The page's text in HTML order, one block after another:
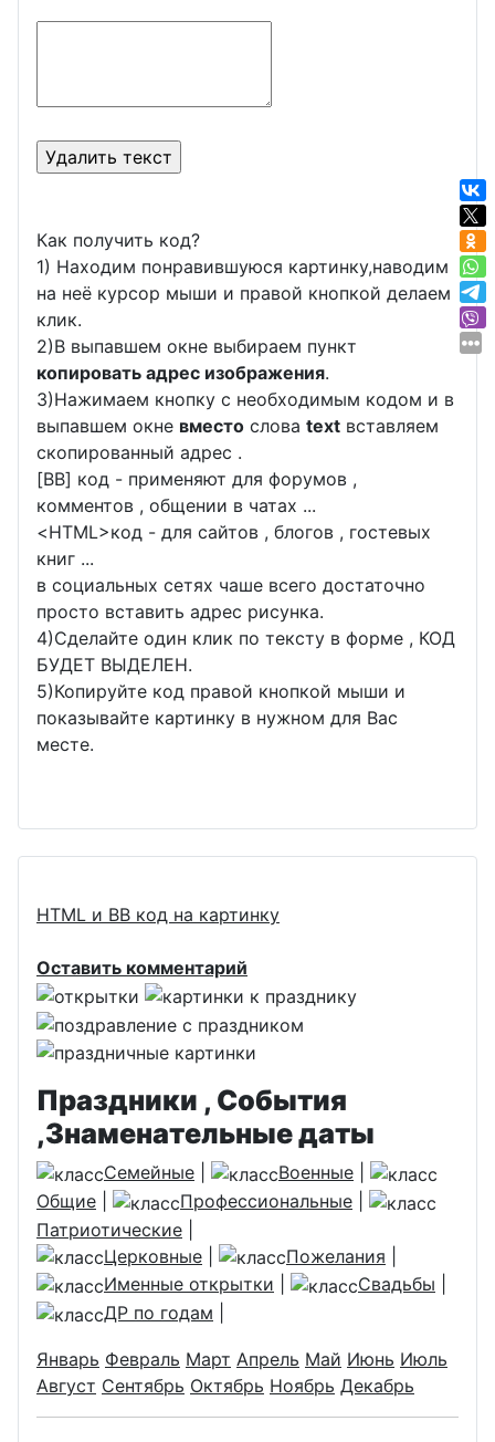
Как получить код?
1) Находим понравившуюся картинку,наводим
на неё курсор мыши и правой кнопкой делаем
клик.
2)В выпавшем окне выбираем пункт
копировать адрес изображения.
3)Нажимаем кнопку с необходимым кодом и в
выпавшем окне вместо слова text вставляем
скопированный адрес .
[BB] код - применяют для форумов ,
комментов , общении в чатах ...
<HTML>код - для сайтов , блогов , гостевых
книг ...
в социальных сетях чаше всего достаточно
просто вставить адрес рисунка.
4)Сделайте один клик по тексту в форме , КОД
БУДЕТ ВЫДЕЛЕН.
5)Копируйте код правой кнопкой мыши и
показывайте картинку в нужном для Вас
месте.
HTML и BB код на картинку
Оставить комментарий
Праздники , События
,Знаменательные даты
Семейные Военные
Общие
Профессиональные
Патриотические
Церковные
Пожелания
Именные открытки
Свадьбы
ДР по годам
Январь Февраль Март Апрель Май Июнь Июль
Август Сентябрь Октябрь Ноябрь Декабрь